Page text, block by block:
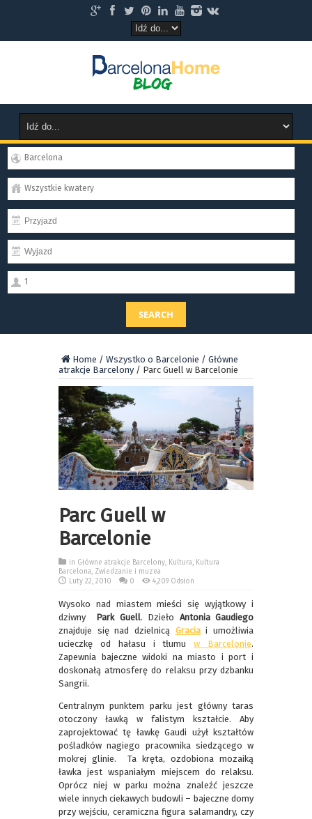
Barcelona
Wszystkie kwatery
1
SEARCH
Home / Wszystko o Barcelonie / Główne
atrakcje Barcelony/ Parc Guell w Barcelonie
Parc Guell w
Barcelonie
in Główne atrakcje Barcelony, Kultura, Kultura
Barcelona, Zwiedzanie i muzea
Luty 22, 2010
0 4,209 Odsłon
Wysoko nad miastem mieści się wyjątkowy i
dziwny
Park Guell. Dzieło Antonia Gaudiego
znajduje się nad dzielnicą Graciai umożliwia
ucieczkę od hałasu i tłumuw Barcelonie.
Zapewnia bajeczne widoki na miasto i port i
doskonałą atmosferę do relaksu przy dzbanku
Sangrii.
Centralnym punktem parku jest główny taras
otoczony ławką w falistym kształcie. Aby
zaprojektować tę ławkę Gaudi użył kształtów
pośladków nagiego pracownika siedzącego w
mokrej glinie. Ta kręta, ozdobiona mozaiką
ławka jest wspaniałym miejscem do relaksu.
Oprócz niej w parku można znaleźć jeszcze
wiele innych ciekawych budowli – bajeczne domy
przy wejściu, ceramiczna figura salamandry, czy